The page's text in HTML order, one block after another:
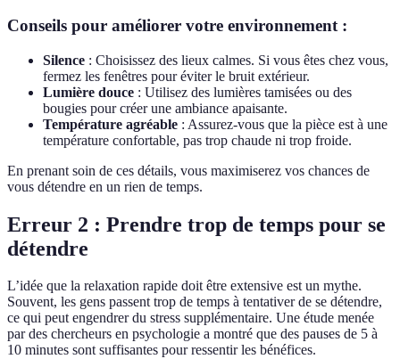
Conseils pour améliorer votre environnement :
Silence : Choisissez des lieux calmes. Si vous êtes chez vous,
fermez les fenêtres pour éviter le bruit extérieur.
Lumière douce : Utilisez des lumières tamisées ou des
bougies pour créer une ambiance apaisante.
Température agréable : Assurez-vous que la pièce est à une
température confortable, pas trop chaude ni trop froide.
En prenant soin de ces détails, vous maximiserez vos chances de
vous détendre en un rien de temps.
Erreur 2 : Prendre trop de temps pour se
détendre
L’idée que la relaxation rapide doit être extensive est un mythe.
Souvent, les gens passent trop de temps à tentativer de se détendre,
ce qui peut engendrer du stress supplémentaire. Une étude menée
par des chercheurs en psychologie a montré que des pauses de 5 à
10 minutes sont suffisantes pour ressentir les bénéfices.